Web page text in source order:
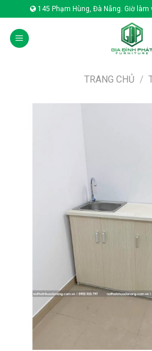
to
content
145 Phạm Hùng, Đà Nẵng. Giờ làm
TRANG CHỦ /